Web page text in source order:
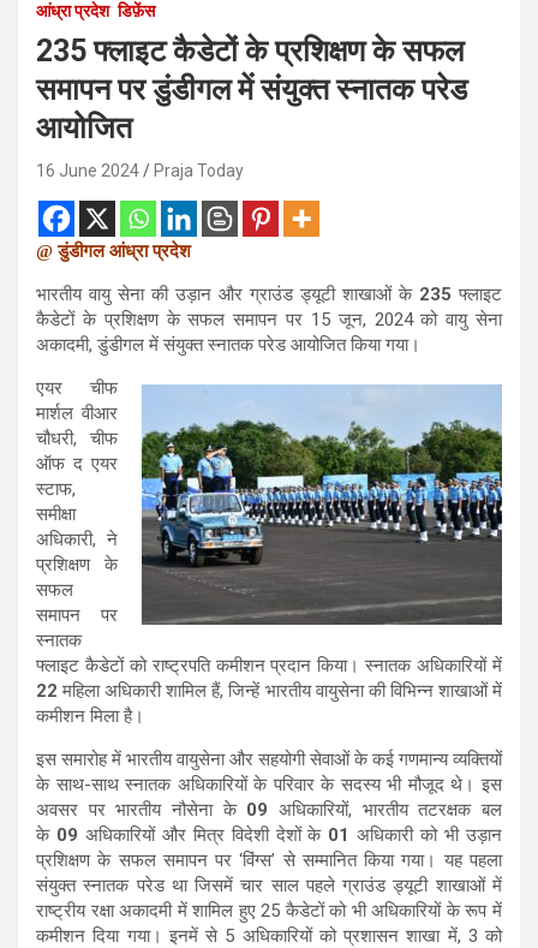
आंध्रा प्रदेश डिफ़ेंस
235 फ्लाइट कैडेटों के प्रशिक्षण के सफल
समापन पर डुंडीगल में संयुक्त स्नातक परेड
आयोजित
16 June 2024 Praja Today
@ डुंडीगल आंध्रा प्रदेश
भारतीय वायु सेना की उड़ान और ग्राउंड ड्यूटी शाखाओं के 235फ्लाइट
कैडेटों के प्रशिक्षण के सफल समापन पर 15 जून, 2024 को वायु सेना
अकादमी, डुंडीगल में संयुक्त स्नातक परेड आयोजित किया गया।
एयर चीफ
मार्शल वीआर
चौधरी, चीफ
ऑफ द एयर
स्टाफ,
समीक्षा
अधिकारी, ने
प्रशिक्षण के
सफल
समापन पर
स्नातक
फ्लाइट कैडेटों को राष्ट्रपति कमीशन प्रदान किया। स्नातक अधिकारियों में
22 महिला अधिकारी शामिल हैं, जिन्हें भारतीय वायुसेना की विभिन्न शाखाओं में
कमीशन मिला है।
इस समारोह में भारतीय वायुसेना और सहयोगी सेवाओं के कई गणमान्य व्यक्तियों
के साथ-साथ स्नातक अधिकारियों के परिवार के सदस्य भी मौजूद थे। इस
अवसर पर भारतीय नौसेना के 09 अधिकारियों, भारतीय तटरक्षक बल
के 09 अधिकारियों और मित्र विदेशी देशों के01 अधिकारी को भी उड़ान
प्रशिक्षण के सफल समापन पर ‘विंग्स’ से सम्मानित किया गया। यह पहला
संयुक्त स्नातक परेड था जिसमें चार साल पहले ग्राउंड ड्यूटी शाखाओं में
राष्ट्रीय रक्षा अकादमी में शामिल हुए 25 कैडेटों को भी अधिकारियों के रूप में
कमीशन दिया गया। इनमें से 5 अधिकारियों को प्रशासन शाखा में, 3 को